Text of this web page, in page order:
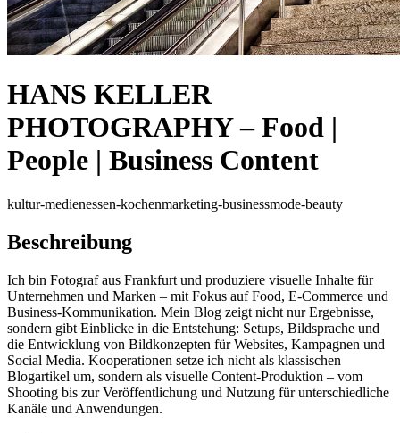
HANS KELLER
PHOTOGRAPHY – Food |
People | Business Content
kultur-medienessen-kochenmarketing-businessmode-beauty
Beschreibung
Ich bin Fotograf aus Frankfurt und produziere visuelle Inhalte für
Unternehmen und Marken – mit Fokus auf Food, E-Commerce und
Business-Kommunikation. Mein Blog zeigt nicht nur Ergebnisse,
sondern gibt Einblicke in die Entstehung: Setups, Bildsprache und
die Entwicklung von Bildkonzepten für Websites, Kampagnen und
Social Media. Kooperationen setze ich nicht als klassischen
Blogartikel um, sondern als visuelle Content-Produktion – vom
Shooting bis zur Veröffentlichung und Nutzung für unterschiedliche
Kanäle und Anwendungen.